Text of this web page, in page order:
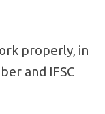
properly, in
and IFSC